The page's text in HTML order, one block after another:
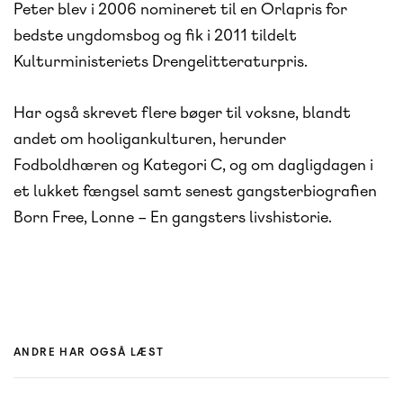
Peter blev i 2006 nomineret til en Orlapris for
bedste ungdomsbog og fik i 2011 tildelt
Kulturministeriets Drengelitteraturpris.
Har også skrevet flere bøger til voksne, blandt
andet om hooligankulturen, herunder
Fodboldhæren og Kategori C, og om dagligdagen i
et lukket fængsel samt senest gangsterbiografien
Born Free, Lonne – En gangsters livshistorie.
ANDRE HAR OGSÅ LÆST